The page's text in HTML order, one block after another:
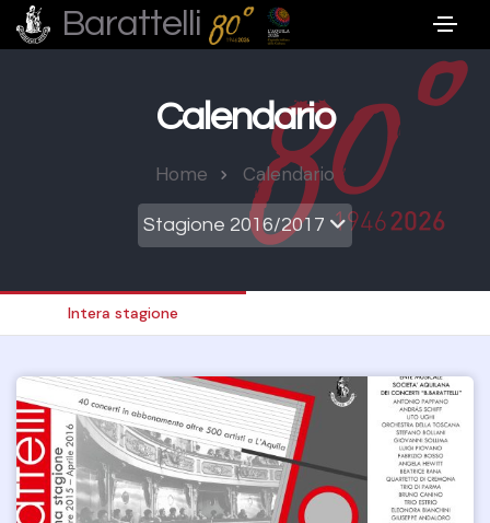
Barattelli
Calendario
Home Calendario
Stagione 2016/2017
Intera stagione